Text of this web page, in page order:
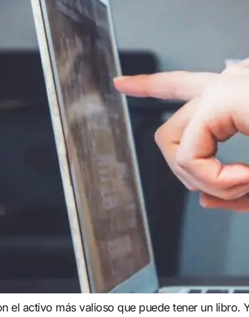
el activo más valioso que puede tener un